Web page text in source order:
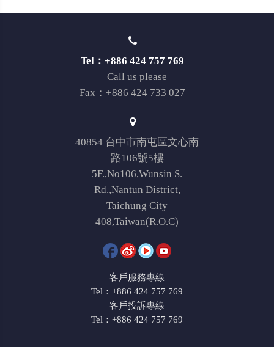
Tel：+886 424 757 769
Call us please
Fax：+886 424 733 027
40854 台中市南屯區文心南
路106號5樓
5F.,No106,Wunsin S.
Rd.,Nantun District,
Taichung City
408,Taiwan(R.O.C)
客戶服務專線
Tel：+886 424 757 769
客戶投訴專線
Tel：+886 424 757 769